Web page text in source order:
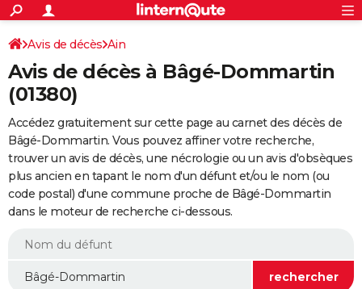
ACTUALITÉS
Politique
Société
Faits Divers
Education
Monde
Villes
+
SPORT
Coupe du monde 2026
Football
Tennis
Cyclisme
Rugby
Forum
FINANCE
Retraite
Impôts
Epargne
Immobilier
Risques naturels par ville
Banque
Assurance
Crédit
AUTO
Essais
Réserver un essai
Citadines
Berlines
SUV
Forum auto
+
HIGH-TECH
Mobiles
Meilleur smartphone
Internet
Ordinateurs
Jeux vidéo
Guide high-tech
+
BRICOLAGE
Forum
Aménagement intérieur
Extérieur
Cuisine
Salle de bains
Jardinage
Rangement
WEEK-END
Guides de France
Escapades
Patrimoine
Expositions
Musées
Week-end nature
LIFESTYLE
Avis de décès Ain
Avis de décès à Bâgé-Dommartin
(01380)
Accédez gratuitement sur cette page au carnet des décès de
Bâgé-Dommartin. Vous pouvez affiner votre recherche,
trouver un avis de décès, une nécrologie ou un avis d'obsèques
plus ancien en tapant le nom d'un défunt et/ou le nom (ou
code postal) d'une commune proche de Bâgé-Dommartin
dans le moteur de recherche ci-dessous.